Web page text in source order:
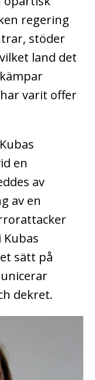
regering
stöder
land det
varit offer
en
av
av en
sätt på
dekret.